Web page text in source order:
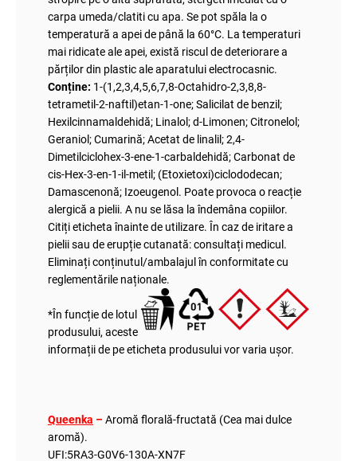
carpa umeda/clatiti cu apa. Se pot spăla la o
temperatură a apei de până la 60°C. La temperaturi
mai ridicate ale apei, există riscul de deteriorare a
părților din plastic ale aparatului electrocasnic.
Conține: 1-(1,2,3,4,5,6,7,8-Octahidro-2,3,8,8-
tetrametil-2-naftil)etan-1-one; Salicilat de benzil;
Hexilcinnamaldehidă; Linalol; d-Limonen; Citronelol;
Geraniol; Cumarină; Acetat de linalil; 2,4-
Dimetilciclohex-3-ene-1-carbaldehidă; Carbonat de
cis-Hex-3-en-1-il-metil; (Etoxietoxi)ciclododecan;
Damascenonă; Izoeugenol. Poate provoca o reacție
alergică a pielii. A nu se lăsa la îndemâna copiilor.
Citiți eticheta înainte de utilizare. În caz de iritare a
pielii sau de erupție cutanată: consultați medicul.
Eliminați conținutul/ambalajul în conformitate cu
reglementările naționale.
*În funcție de lotul
produsului, aceste
informații de pe eticheta produsului vor varia ușor.
Queenka –Aromă florală-fructată (Cea mai dulce
aromă).
UFI:5RA3-G0V6-130A-XN7F